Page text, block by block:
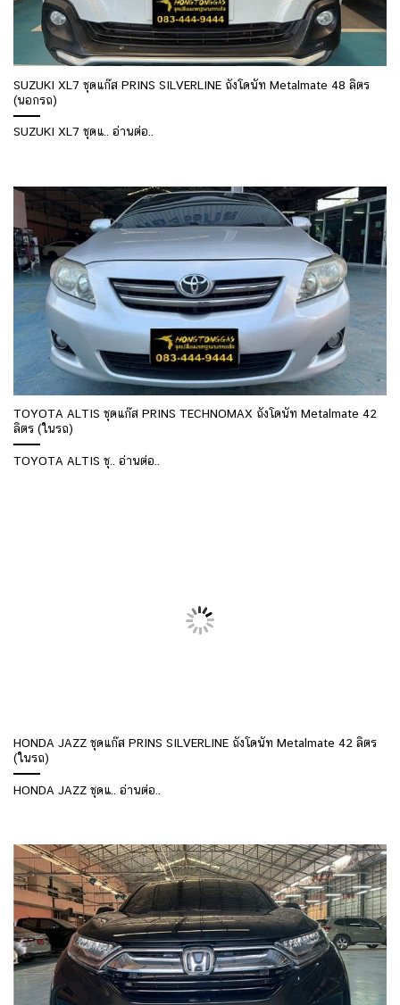
SUZUKI XL7 ชุดแก๊ส PRINS SILVERLINE ถังโดนัท Metalmate 48 ลิตร
(นอกรถ)
SUZUKI XL7 ชุดแ.. อ่านต่อ..
TOYOTA ALTIS ชุดแก๊ส PRINS TECHNOMAX ถังโดนัท Metalmate 42
ลิตร (ในรถ)
TOYOTA ALTIS ชุ.. อ่านต่อ..
HONDA JAZZ ชุดแก๊ส PRINS SILVERLINE ถังโดนัท Metalmate 42 ลิตร
(ในรถ)
HONDA JAZZ ชุดแ.. อ่านต่อ..